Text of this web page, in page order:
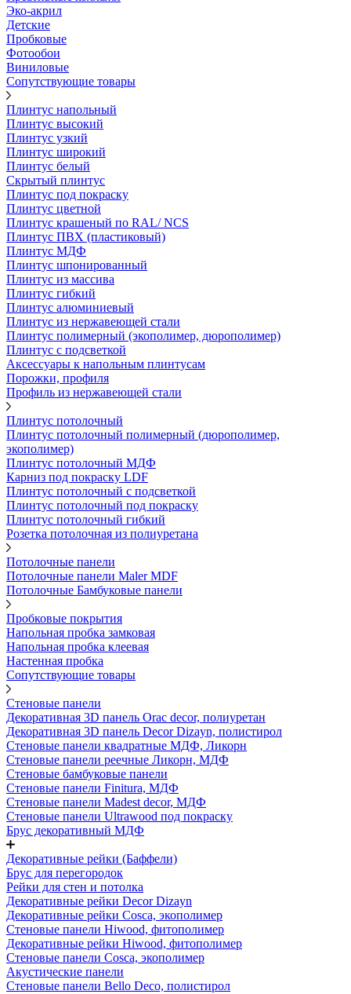
Эко-акрил
Детские
Пробковые
Фотообои
Виниловые
Сопутствующие товары
Плинтус напольный
Плинтус высокий
Плинтус узкий
Плинтус широкий
Плинтус белый
Скрытый плинтус
Плинтус под покраску
Плинтус цветной
Плинтус крашеный по RAL/ NCS
Плинтус ПВХ (пластиковый)
Плинтус МДФ
Плинтус шпонированный
Плинтус из массива
Плинтус гибкий
Плинтус алюминиевый
Плинтус из нержавеющей стали
Плинтус полимерный (экополимер, дюрополимер)
Плинтус с подсветкой
Аксессуары к напольным плинтусам
Порожки, профиля
Профиль из нержавеющей стали
Плинтус потолочный
Плинтус потолочный полимерный (дюрополимер,
экополимер)
Плинтус потолочный МДФ
Карниз под покраску LDF
Плинтус потолочный с подсветкой
Плинтус потолочный под покраску
Плинтус потолочный гибкий
Розетка потолочная из полиуретана
Потолочные панели
Потолочные панели Maler MDF
Потолочные Бамбуковые панели
Пробковые покрытия
Напольная пробка замковая
Напольная пробка клеевая
Настенная пробка
Сопутствующие товары
Стеновые панели
Декоративная 3D панель Orac decor, полиуретан
Декоративная 3D панель Decor Dizayn, полистирол
Стеновые панели квадратные МДФ, Ликорн
Стеновые панели реечные Ликорн, МДФ
Стеновые бамбуковые панели
Стеновые панели Finitura, МДФ
Стеновые панели Madest decor, МДФ
Стеновые панели Ultrawood под покраску
Брус декоративный МДФ
Декоративные рейки (Баффели)
Брус для перегородок
Рейки для стен и потолка
Декоративные рейки Decor Dizayn
Декоративные рейки Cosca, экополимер
Стеновые панели Hiwood, фитополимер
Декоративные рейки Hiwood, фитополимер
Стеновые панели Cosca, экополимер
Акустические панели
Стеновые панели Bello Deco, полистирол